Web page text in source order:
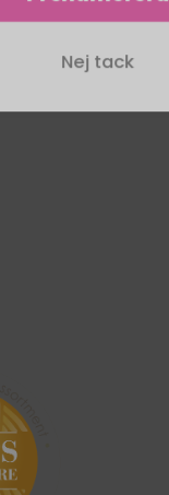
Nej tack